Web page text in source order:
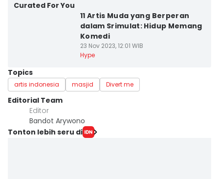
Curated For You
11 Artis Muda yang Berperan
dalam Srimulat: Hidup Memang
Komedi
23 Nov 2023, 12:01 WIB
Hype
Topics
artis indonesia masjid Divert me
Editorial Team
Editor
Bandot Arywono
Tonton lebih seru di